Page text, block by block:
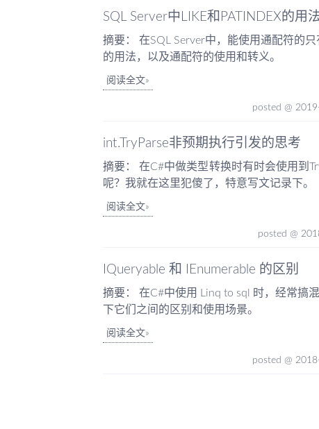
SQL Server中LIKE和PATINDEX的用
摘要： 在SQL Server中，能使用通配符的只
的用法，以及通配符的使用和转义。
阅读全文
posted @
int.TryParse非预期执行引发的思考
摘要： 在C#中做类型转换时有时会使用到
呢？我就在这里犯傻了，特意写文记录下。
阅读全文
posted @
IQueryable 和 IEnumerable 的区别
摘要： 在C#中使用 Linq to sql 时，经常搞
下它们之间的区别和使用场景。
阅读全文
posted @